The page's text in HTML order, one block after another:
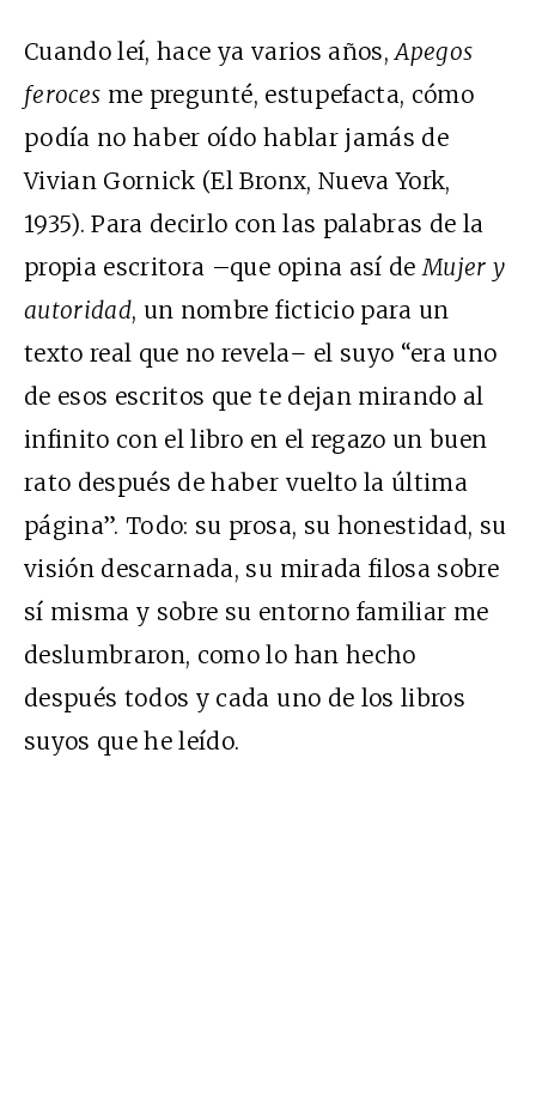
Cuando leí, hace ya varios años,Apegos
feroces me pregunté, estupefacta, cómo
podía no haber oído hablar jamás de
Vivian Gornick (El Bronx, Nueva York,
1935). Para decirlo con las palabras de la
propia escritora –que opina así deMujer y
autoridad, un nombre ficticio para un
texto real que no revela– el suyo “era uno
de esos escritos que te dejan mirando al
infinito con el libro en el regazo un buen
rato después de haber vuelto la última
página”. Todo: su prosa, su honestidad, su
visión descarnada, su mirada filosa sobre
sí misma y sobre su entorno familiar me
deslumbraron, como lo han hecho
después todos y cada uno de los libros
suyos que he leído.